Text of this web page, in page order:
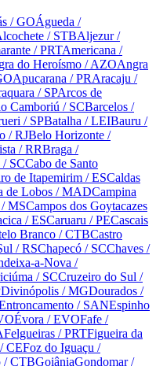
/ GOÁgueda /
/ STBAljezur/
/ PRTAmericana /
do Heroísmo / AZOAngra
Apucarana / PRAracaju /
/ SPArcos de
Camboriú / SCBarcelos /
/ SPBatalha / LEIBauru /
/ RJBelo Horizonte /
/ RRBraga /
/ SCCabo de Santo
de Itapemirim / ESCaldas
de Lobos / MADCampina
/ MSCampos dos Goytacazes
/ ESCaruaru / PECascais
Branco / CTBCastro
/ RSChapecó / SCChaves /
a-Nova /
/ SCCruzeiro do Sul /
Divinópolis / MGDourados /
/ SANEspinho
Évora / EVOFafe /
Felgueiras / PRTFigueira da
/ CEFoz do Iguaçu /
/ CTBGoiâniaGondomar/